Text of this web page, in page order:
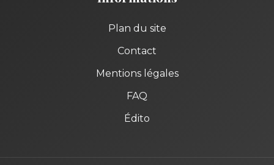
Plan du site
Contact
Mentions légales
FAQ
Édito